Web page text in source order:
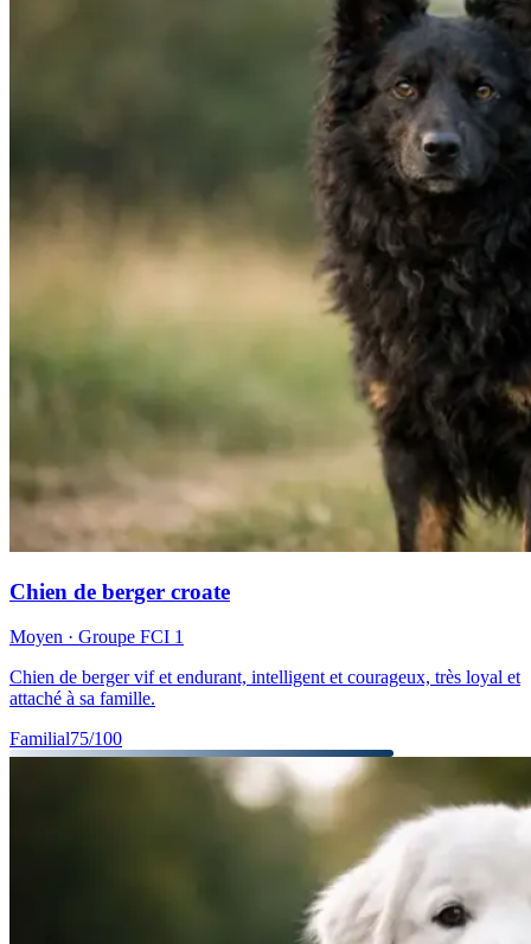
Chien de berger croate
Moyen · Groupe FCI 1
Chien de berger vif et endurant, intelligent et courageux, très loyal et
attaché à sa famille.
Familial75/100